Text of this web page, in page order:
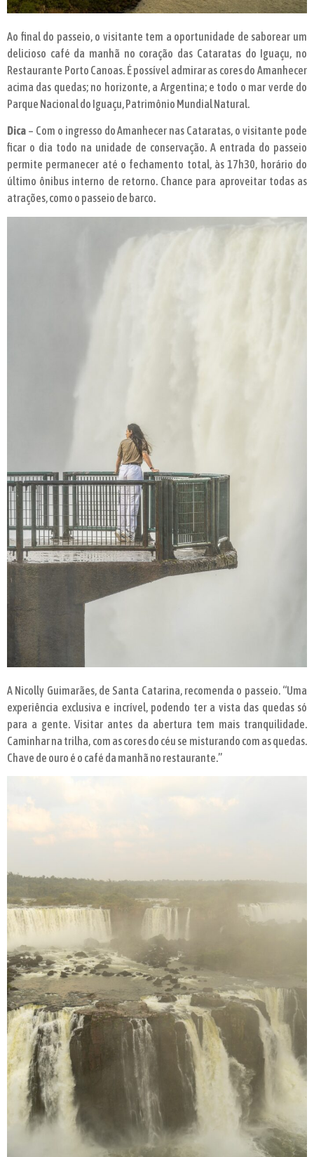
Ao final do passeio, o visitante tem a oportunidade de saborear um
delicioso café da manhã no coração das Cataratas do Iguaçu, no
Restaurante Porto Canoas. É possível admirar as cores do Amanhecer
acima das quedas; no horizonte, a Argentina; e todo o mar verde do
Parque Nacional do Iguaçu, Patrimônio Mundial Natural.
Dica – Com o ingresso do Amanhecer nas Cataratas, o visitante pode
ficar o dia todo na unidade de conservação. A entrada do passeio
permite permanecer até o fechamento total, às 17h30, horário do
último ônibus interno de retorno. Chance para aproveitar todas as
atrações, como o passeio de barco.
A Nicolly Guimarães, de Santa Catarina, recomenda o passeio. “Uma
experiência exclusiva e incrível, podendo ter a vista das quedas só
para a gente. Visitar antes da abertura tem mais tranquilidade.
Caminhar na trilha, com as cores do céu se misturando com as quedas.
Chave de ouro é o café da manhã no restaurante.”